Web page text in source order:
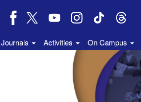
Journals Activities On Campus